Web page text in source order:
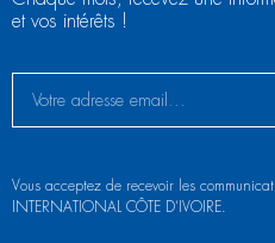
et vos intérêts !
Vous acceptez de recevoir les
INTERNATIONAL CÔTE D’IVOIRE.